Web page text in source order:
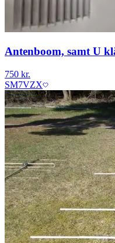
Antenboom, samt U
750 kr.
SM7VZX